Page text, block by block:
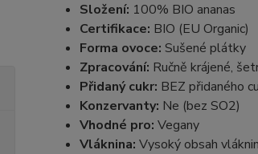
Složení: 100% BIO ananas
Certifikace: BIO (EU Organic)
Forma ovoce: Sušené plátky
Zpracování: Ručně krájené,
Přidaný cukr: BEZ přidaného
Konzervanty: Ne (bez SO2)
Vhodné pro: Vegany
Vláknina: Vysoký obsah